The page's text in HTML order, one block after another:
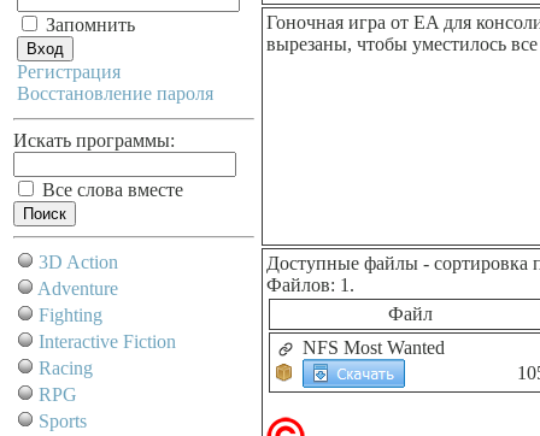
Запомнить
Регистрация
Восстановление пароля
Искать программы:
Все слова вместе
3D Action
Adventure
Fighting
Interactive Fiction
Racing
RPG
Sports
Гоночная игра от EA для
вырезаны, чтобы уместилось
Доступные файлы - сортировка
Файлов: 1.
Файл
NFS Most Wanted